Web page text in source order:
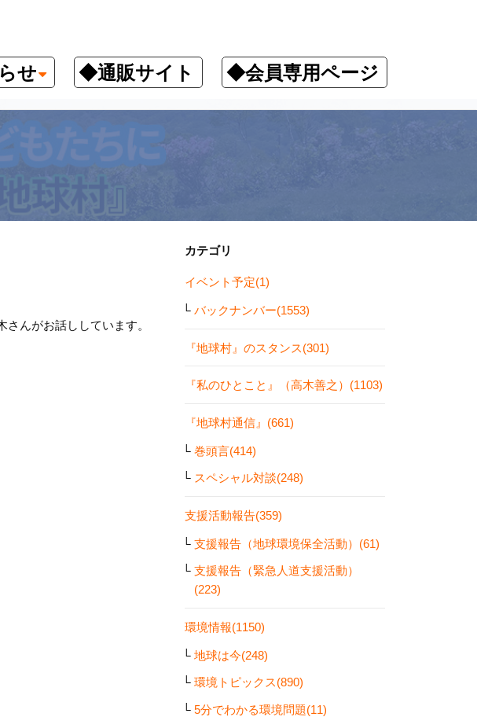
せ ◆通販サイト ◆会員専用ページ
んがお話ししています。
カテゴリ
イベント予定(1)
バックナンバー(1553)
『地球村』のスタンス(301)
『私のひとこと』（高木善之）(1103)
『地球村通信』(661)
巻頭言(414)
スペシャル対談(248)
支援活動報告(359)
支援報告（地球環境保全活動）(61)
支援報告（緊急人道支援活動）
(223)
環境情報(1150)
地球は今(248)
環境トピックス(890)
5分でわかる環境問題(11)